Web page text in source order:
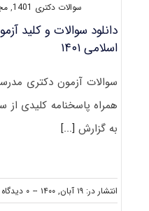
سوالات دکتری 1401 ,
دانلود سوالات و کلید
اسلامی ۱۴۰۱
همراه پاسخنامه کلیدی
به گزارش[...]
انتشار در: ۱۹ آبان, ۱۴۰۰ -- ۰ دیدگاه